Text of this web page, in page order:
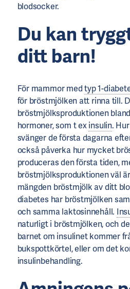
blodsocker.
Du kan
ditt barn!
För mammor medtyp 1-
för bröstmjölken att rinna till.
bröstmjölksproduktionen
hormoner, som t exinsulin.
svänger de första dagarna
också påverka hur mycket
produceras den första tiden,
bröstmjölksproduktionen väl
mängden bröstmjölk av ditt
diabetes har bröstmjölken
och samma laktosinnehåll.
naturligt i bröstmjölken, och
barnet om insulinet kommer
bukspottkörtel, eller om det
insulinbehandling.